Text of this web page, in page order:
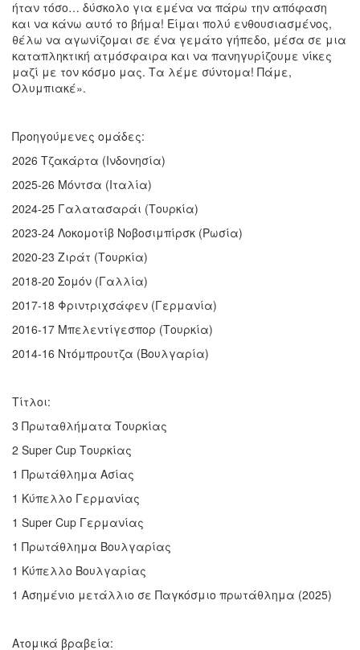
ήταν τόσο… δύσκολο για εμένα να πάρω την απόφαση
και να κάνω αυτό το βήμα! Είμαι πολύ ενθουσιασμένος,
θέλω να αγωνίζομαι σε ένα γεμάτο γήπεδο, μέσα σε μια
καταπληκτική ατμόσφαιρα και να πανηγυρίζουμε νίκες
μαζί με τον κόσμο μας. Τα λέμε σύντομα! Πάμε,
Ολυμπιακέ».
Προηγούμενες ομάδες:
2026 Τζακάρτα (Ινδονησία)
2025-26 Μόντσα (Ιταλία)
2024-25 Γαλατασαράι (Τουρκία)
2023-24 Λοκομοτίβ Νοβοσιμπίρσκ (Ρωσία)
2020-23 Ζιράτ (Τουρκία)
2018-20 Σομόν (Γαλλία)
2017-18 Φριντριχσάφεν (Γερμανία)
2016-17 Μπελεντίγεσπορ (Τουρκία)
2014-16 Ντόμπρουτζα (Βουλγαρία)
Τίτλοι:
3 Πρωταθλήματα Τουρκίας
2 Super Cup Τουρκίας
1 Πρωτάθλημα Ασίας
1 Κύπελλο Γερμανίας
1 Super Cup Γερμανίας
1 Πρωτάθλημα Βουλγαρίας
1 Κύπελλο Βουλγαρίας
1 Ασημένιο μετάλλιο σε Παγκόσμιο πρωτάθλημα (2025)
Ατομικά βραβεία: